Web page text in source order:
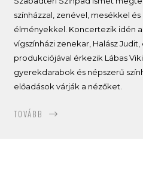
színházzal, zenével, mesékkel és
élményekkel. Koncertezik idén a
vígszínházi zenekar, Halász Judit,
produkciójával érkezik Lábas
gyerekdarabok és népszerű
előadások várják a nézőket.
TOVÁBB